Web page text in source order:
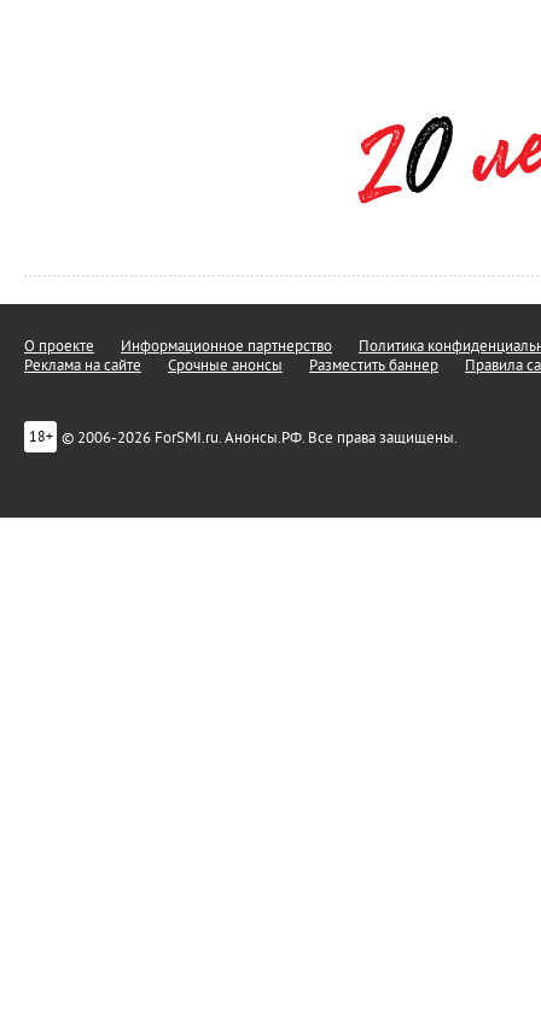
О проекте Информационное партнерство
Политика
Реклама на сайте
Срочные анонсы Разместить баннер Правила
18+ © 2006-2026 ForSMI.ru. Анонсы.РФ. Все права защищены.